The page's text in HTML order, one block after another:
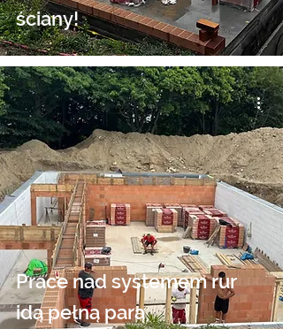
ściany!
Prace nad systemem rur
idą pełną parą